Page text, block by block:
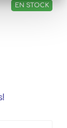
EN STOCK